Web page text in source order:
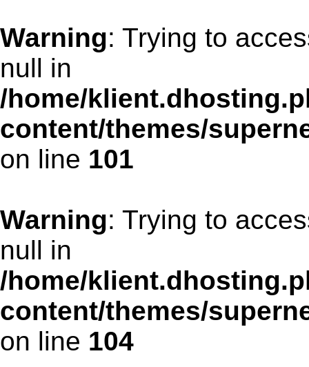
Warning: Trying to
null in
/home/
content/themes/
on line 101
Warning: Trying to
null in
/home/
content/themes/
on line 104